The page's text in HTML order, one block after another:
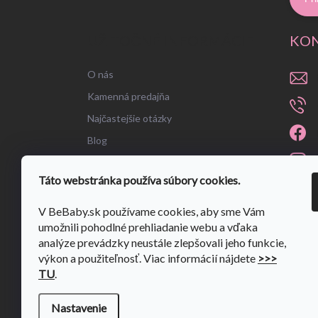
Táto webstránka používa súbory cookies.
V BeBaby.sk používame cookies, aby sme Vám
umožnili pohodlné prehliadanie webu a vďaka
analýze prevádzky neustále zlepšovali jeho funkcie,
výkon a použiteľnosť. Viac informácií nájdete >>>
TU.
Nastavenie
O nás
Kamenná predajňa
Najčastejšie otázky
Blog